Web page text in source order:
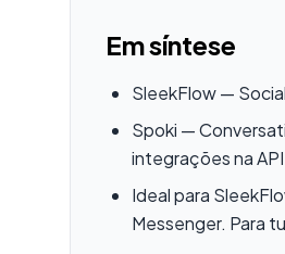
Em síntese
SleekFlow —
Spoki —
integrações na
Ideal para
Messenger. Para